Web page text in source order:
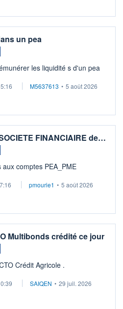
un pea
les liquidité s d'un pea
M5637613 • 5 août 2026
FINANCIAIRE de…
accesibles aux comptes PEA_PME
pmourie1 • 5 août 2026
Multibonds crédité ce jour
Crédit Agricole .
SAIQEN • 29 juil. 2026